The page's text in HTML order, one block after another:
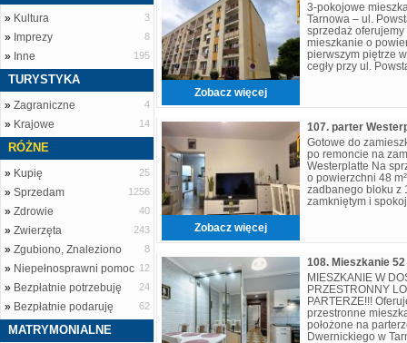
» Kultura 3
» Imprezy 8
» Inne 195
TURYSTYKA
» Zagraniczne 4
» Krajowe 14
RÓŻNE
» Kupię 25
» Sprzedam 1256
» Zdrowie 40
» Zwierzęta 243
» Zgubiono, Znaleziono 8
» Niepełnosprawni pomoc 12
» Bezpłatnie potrzebuję 24
» Bezpłatnie podaruję 62
MATRYMONIALNE
Zobacz więcej
3-pokojowe
Tarnowa – ul.
sprzedaż
mieszkanie o
pierwszym piętrze
cegły przy ul.
Zobacz więcej
107. parter
Gotowe do
po remoncie na
Westerplatte Na
o powierzchni 48
zadbanego bloku z
zamkniętym i
MIESZKANIE W
PRZESTRONNY
PARTERZE!!!
przestronne
położone na
Dwernickiego w